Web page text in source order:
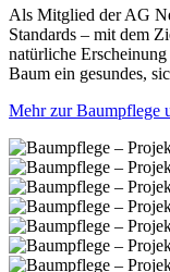
Als Mitglied der AG
Standards – mit dem
natürliche
Baum ein gesundes,
Mehr zur Baumpflege